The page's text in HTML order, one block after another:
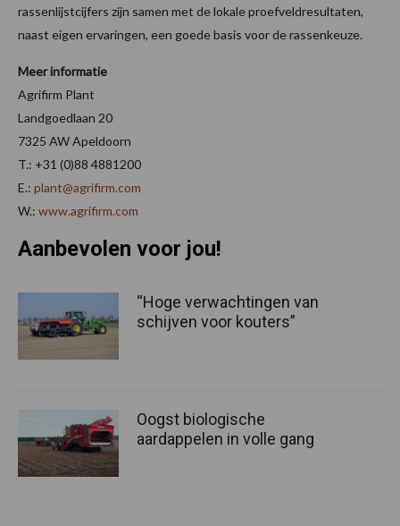
rassenlijstcijfers zijn samen met de lokale proefveldresultaten,
naast eigen ervaringen, een goede basis voor de rassenkeuze.
Meer informatie
Agrifirm Plant
Landgoedlaan 20
7325 AW Apeldoorn
T.: +31 (0)88 4881200
E.: plant@agrifirm.com
W.: www.agrifirm.com
Aanbevolen voor jou!
“Hoge verwachtingen van
schijven voor kouters”
Oogst biologische
aardappelen in volle gang